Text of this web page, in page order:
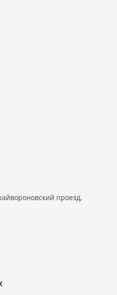
проезд,